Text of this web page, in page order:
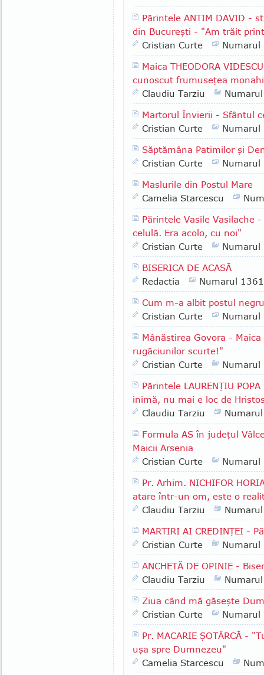
Părintele ANTIM DAVID -
din Bucureşti - "Am trăit
Cristian Curte
Numarul
Maica THEODORA
cunoscut frumuseţea
Claudiu Tarziu
Martorul Învierii - Sfântul
Cristian Curte
Numarul
Săptămâna Patimilor şi
Cristian Curte
Numarul
Maslurile din Postul Mare
Camelia Starcescu
Părintele Vasile Vasilache
celulă. Era acolo, cu noi"
Cristian Curte
Numarul
BISERICA DE ACASĂ
Redactia
Numarul 1361
Cum m-a albit postul negru
Cristian Curte
Numarul
Mânăstirea Govora - Maica
rugăciunilor scurte!"
Cristian Curte
Numarul
Părintele LAURENŢIU
inimă, nu mai e loc de
Claudiu Tarziu
Formula AS în judeţul
Maicii Arsenia
Cristian Curte
Numarul
Pr. Arhim. NICHIFOR
atare într-un om, este o
Claudiu Tarziu
MARTIRI AI CREDINŢEI -
Cristian Curte
Numarul
ANCHETĂ DE OPINIE -
Claudiu Tarziu
Ziua când mă găseşte
Cristian Curte
Numarul
Pr. MACARIE ŞOTÂRCĂ -
uşa spre Dumnezeu"
Camelia Starcescu